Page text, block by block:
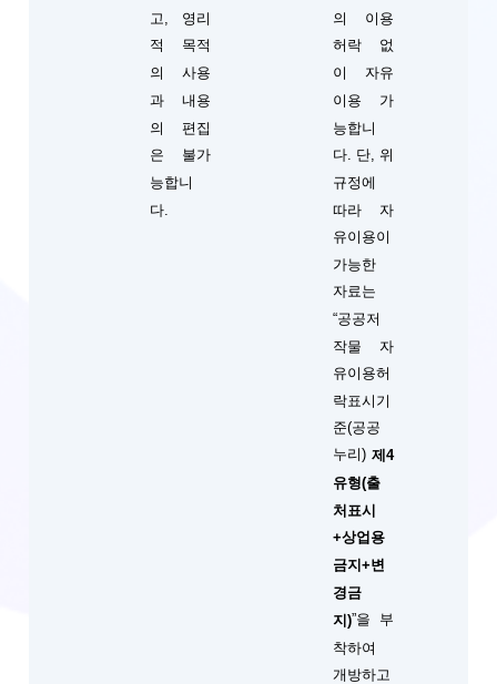
고, 영리
적 목적
의 사용
과 내용
의 편집
은 불가
능합니
다.
의 이용
허락 없
이 자유
이용 가
능합니
다. 단, 위
규정에
따라 자
유이용이
가능한
자료는
“공공저
작물 자
유이용허
락표시기
준(공공
누리) 제4
유형(출
처표시
+상업용
금지+변
경금
지)”을 부
착하여
개방하고